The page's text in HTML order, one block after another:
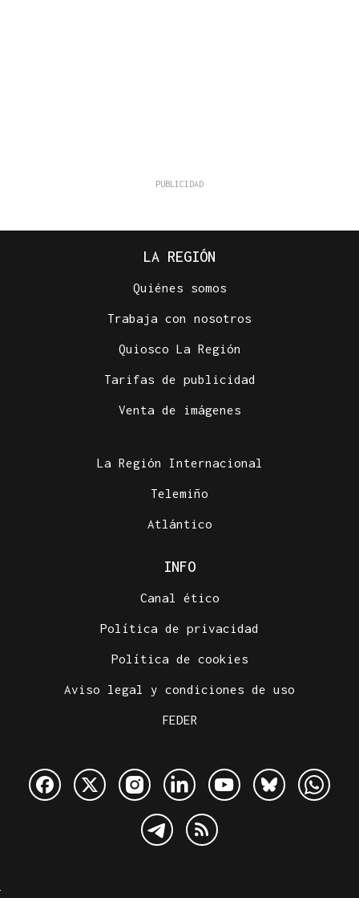
LA REGIÓN
Quiénes somos
Trabaja con nosotros
Quiosco La Región
Tarifas de publicidad
Venta de imágenes
La Región Internacional
Telemiño
Atlántico
INFO
Canal ético
Política de privacidad
Política de cookies
Aviso legal y condiciones de uso
FEDER